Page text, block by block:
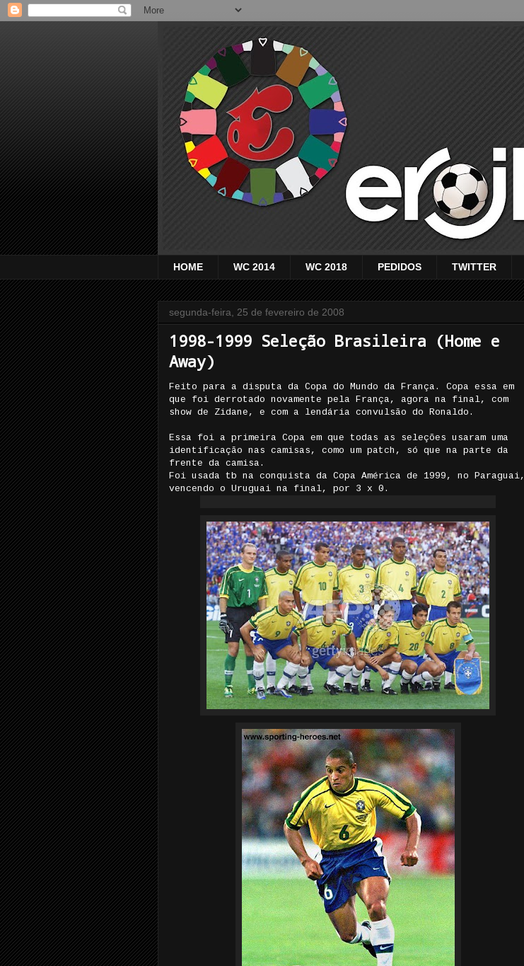
HOME WC 2014 WC 2018 PEDIDOS TWITTER
segunda-feira, 25 de fevereiro de 2008
1998-1999 Seleção Brasileira (Home e
Away)
Feito para a disputa da Copa do Mundo da França. Copa essa em
que foi derrotado novamente pela França, agora na final, com
show de Zidane, e com a lendária convulsão do Ronaldo.
Essa foi a primeira Copa em que todas as seleções usaram uma
identificação nas camisas, como um patch, só que na parte da
frente da camisa.
Foi usada tb na conquista da Copa América de 1999, no Paraguai,
vencendo o Uruguai na final, por 3 x 0.